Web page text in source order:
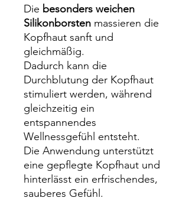
Die besonders weichen
Silikonborsten massieren die
Kopfhaut sanft und
gleichmäßig.
Dadurch kann die
Durchblutung der Kopfhaut
stimuliert werden, während
gleichzeitig ein
entspannendes
Wellnessgefühl entsteht.
Die Anwendung unterstützt
eine gepflegte Kopfhaut und
hinterlässt ein erfrischendes,
sauberes Gefühl.